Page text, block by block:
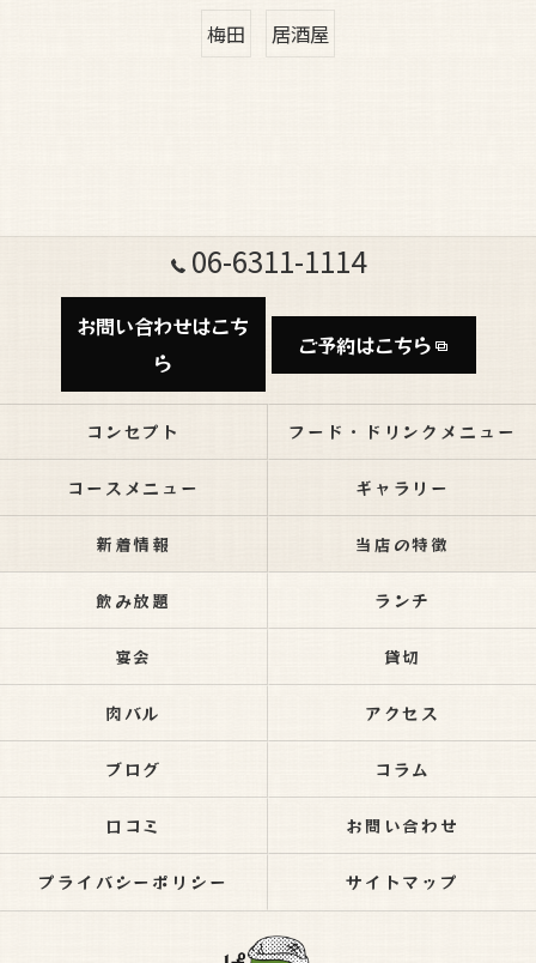
梅田 居酒屋
06-6311-1114
お問い合わせはこち
ら
ご予約はこちら
コンセプト フード・ドリンクメニュー
コースメニュー ギャラリー
新着情報 当店の特徴
飲み放題 ランチ
宴会 貸切
肉バル アクセス
ブログ コラム
口コミ お問い合わせ
プライバシーポリシー サイトマップ